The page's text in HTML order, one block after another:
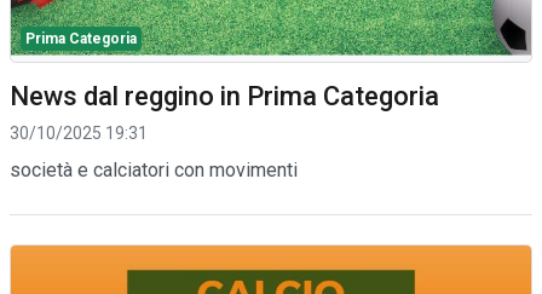
Prima Categoria
News dal reggino in Prima Categoria
30/10/2025 19:31
società e calciatori con movimenti